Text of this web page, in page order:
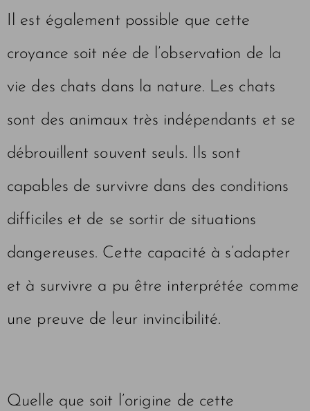
Il est également possible que cette
croyance soit née de l’observation de la
vie des chats dans la nature. Les chats
sont des animaux très indépendants et se
débrouillent souvent seuls. Ils sont
capables de survivre dans des conditions
difficiles et de se sortir de situations
dangereuses. Cette capacité à s’adapter
et à survivre a pu être interprétée comme
une preuve de leur invincibilité.
Quelle que soit l’origine de cette